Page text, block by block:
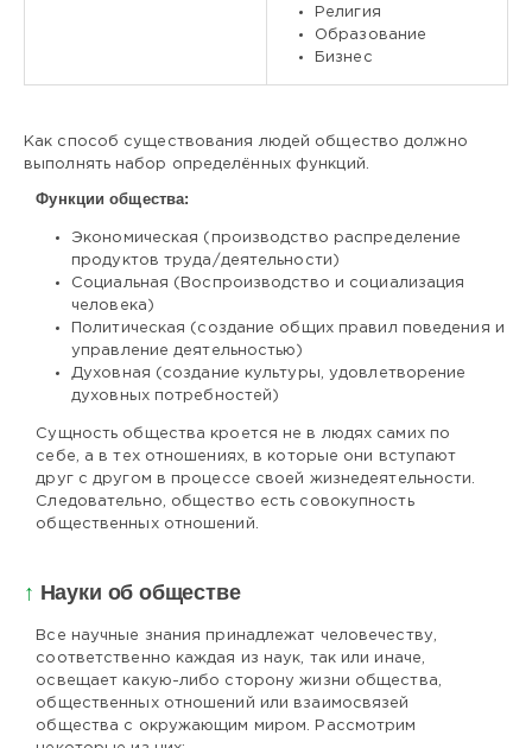
Религия
Образование
Бизнес
Как способ существования людей общество должно
выполнять набор определённых функций.
Функции общества:
Экономическая (производство распределение
продуктов труда/деятельности)
Социальная (Воспроизводство и социализация
человека)
Политическая (создание общих правил поведения и
управление деятельностью)
Духовная (создание культуры, удовлетворение
духовных потребностей)
Сущность общества кроется не в людях самих по
себе, а в тех отношениях, в которые они вступают
друг с другом в процессе своей жизнедеятельности.
Следовательно, общество есть совокупность
общественных отношений.
↑ Науки об обществе
Все научные знания принадлежат человечеству,
соответственно каждая из наук, так или иначе,
освещает какую-либо сторону жизни общества,
общественных отношений или взаимосвязей
общества с окружающим миром. Рассмотрим